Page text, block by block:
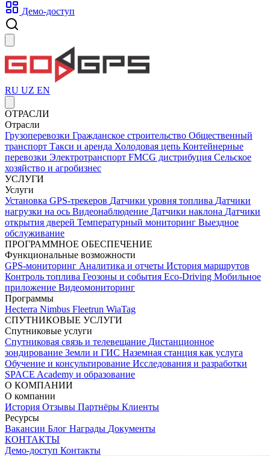
Демо-доступ
RU UZ EN
ОТРАСЛИ
Отрасли
Грузоперевозки Гражданское строительство Общественный
транспорт Такси и аренда Холодовая цепь Контейнерные
перевозки Электротранспорт FMCG дистрибуция Сельское
хозяйство и агробизнес
УСЛУГИ
Услуги
Установка GPS-трекеров Датчики уровня топлива Датчики
нагрузки на ось Видеонаблюдение Датчики наклона Датчики
открытия дверей Температурный мониторинг Выездное
обслуживание
ПРОГРАММНОЕ ОБЕСПЕЧЕНИЕ
Функциональные возможности
GPS-мониторинг Аналитика и отчеты История маршрутов
Контроль топлива Геозоны и события Eco-Driving Мобильное
приложение Видеомониторинг
Программы
Hecterra Nimbus Fleetrun WiaTag
СПУТНИКОВЫЕ УСЛУГИ
Спутниковые услуги
Спутниковая связь и телевещание Дистанционное
зондирование Земли и ГИС Наземная станция как услуга
Обучение и консультирование Исследования и разработки
SPACE Academy и образование
О КОМПАНИИ
О компании
История Отзывы Партнёры Клиенты
Ресурсы
Вакансии Блог Награды Документы
КОНТАКТЫ
Демо-доступ Контакты